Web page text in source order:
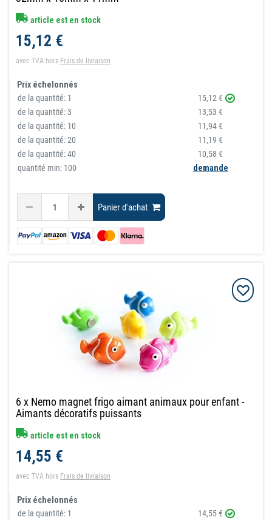
article est en stock
15,12 €
avec TVA hors Frais de livraison
Prix échelonnés
de la quantité: 1
15,12 €
de la quantité:3
13,53 €
de la quantité: 10
11,94 €
de la quantité:20
11,19 €
de la quantité:40
10,58 €
quantité min: 100
demande
Panier d'achat
6 x Nemo magnet frigo aimant animaux pour enfant -
Aimants décoratifs puissants
article est en stock
14,55 €
avec TVA hors Frais de livraison
Prix échelonnés
de la quantité: 1
14,55 €